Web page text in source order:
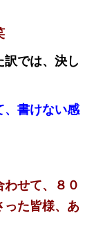
では、決し
、書けない感
せて、８０
った皆様、あ